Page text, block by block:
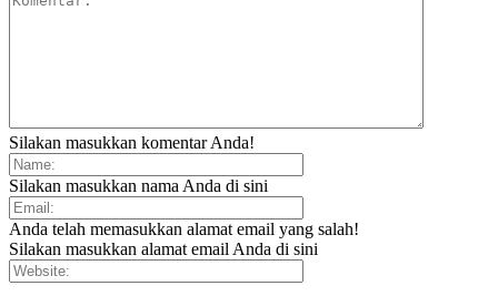
Silakan masukkan komentar Anda!
Silakan masukkan nama Anda di sini
Anda telah memasukkan alamat email yang salah!
Silakan masukkan alamat email Anda di sini